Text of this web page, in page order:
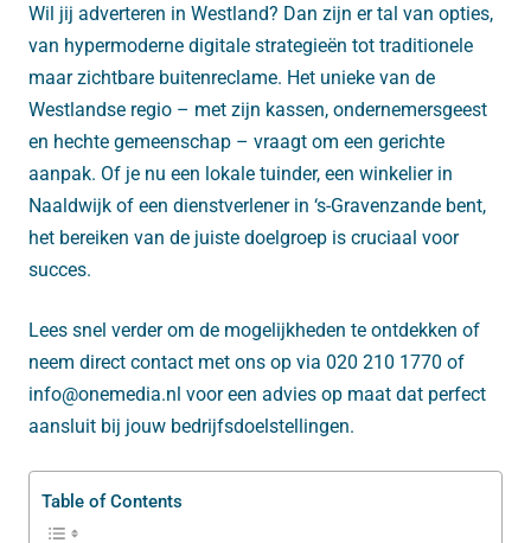
Wil jij adverteren in Westland? Dan zijn er tal van opties,
van hypermoderne digitale strategieën tot traditionele
maar zichtbare buitenreclame. Het unieke van de
Westlandse regio – met zijn kassen, ondernemersgeest
en hechte gemeenschap – vraagt om een gerichte
aanpak. Of je nu een lokale tuinder, een winkelier in
Naaldwijk of een dienstverlener in ‘s-Gravenzande bent,
het bereiken van de juiste doelgroep is cruciaal voor
succes.
Lees snel verder om de mogelijkheden te ontdekken of
neem direct contact met ons op via 020 210 1770 of
info@onemedia.nl voor een advies op maat dat perfect
aansluit bij jouw bedrijfsdoelstellingen.
Table of Contents